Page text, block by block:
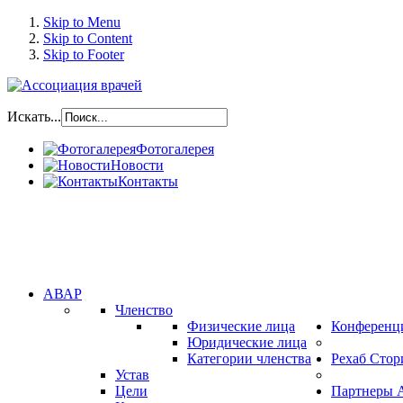
Skip to Menu
Skip to Content
Skip to Footer
Искать...
Фотогалерея
Новости
Контакты
АВАР
Членство
Физические лица
Юридические лица
Категории членства
Устав
Цели
Рехаб
Партнеры